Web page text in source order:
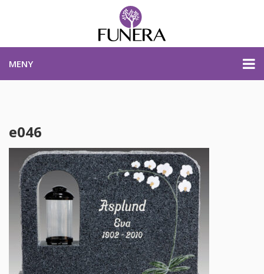
MENY
KONTAKTA OSS
STARTSIDA
PLANERA BEGRAVNING
e046